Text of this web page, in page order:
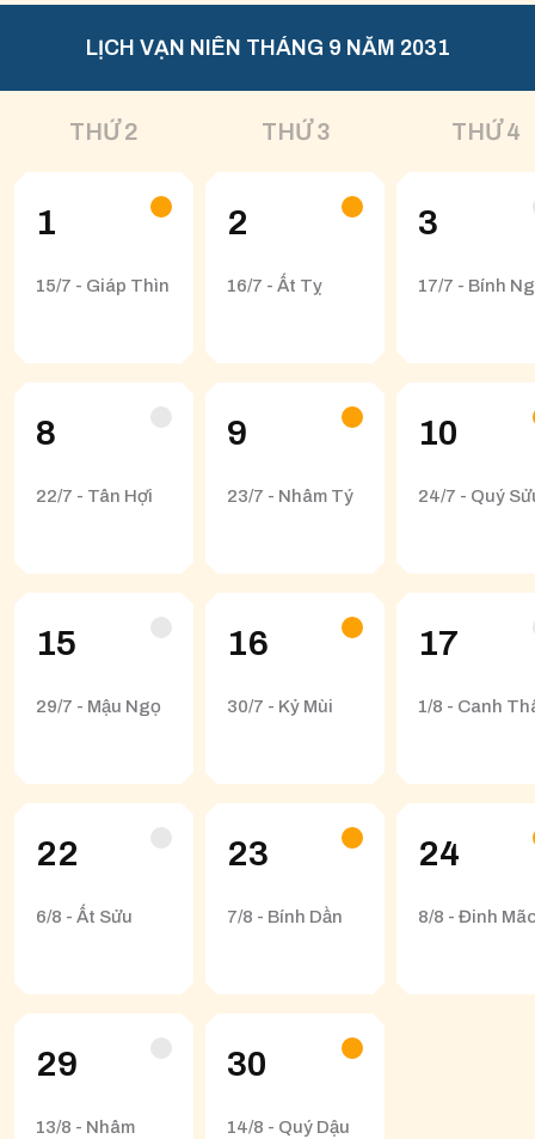
LỊCH VẠN NIÊN THÁNG 9 NĂM 2031
THỨ 2 THỨ 3 THỨ 4
1
15/7 - Giáp Thìn
2
16/7 - Ất Tỵ
3
17/7 - Bính
8
22/7 - Tân Hợi
9
23/7 - Nhâm Tý
10
24/7 - Quý
15
29/7 - Mậu Ngọ
16
30/7 - Kỷ Mùi
17
1/8 - Canh
22
6/8 - Ất Sửu
23
7/8 - Bính Dần
24
8/8 - Đinh
29
13/8 - Nhâm
30
14/8 - Quý Dậu